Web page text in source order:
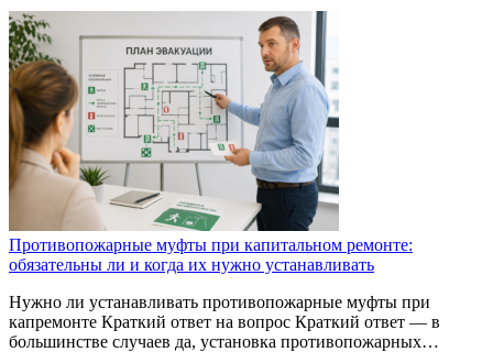
Противопожарные муфты при капитальном ремонте:
обязательны ли и когда их нужно устанавливать
Нужно ли устанавливать противопожарные муфты при
капремонте Краткий ответ на вопрос Краткий ответ — в
большинстве случаев да, установка противопожарных…